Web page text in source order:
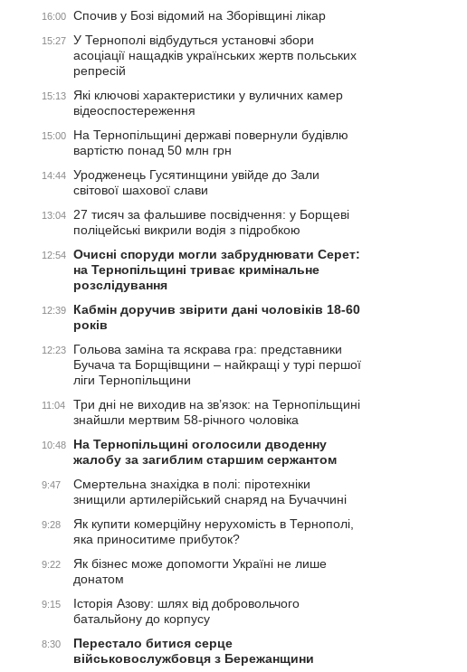
16:00 Спочив у Бозі відомий на Зборівщині лікар
15:27
У Тернополі відбудуться установчі збори
асоціації нащадків українських жертв польських
репресій
15:13
Які ключові характеристики у вуличних камер
відеоспостереження
15:00
На Тернопільщині державі повернули будівлю
вартістю понад 50 млн грн
14:44
Уродженець Гусятинщини увійде до Зали
світової шахової слави
13:04
27 тисяч за фальшиве посвідчення: у Борщеві
поліцейські викрили водія з підробкою
12:54
Очисні споруди могли забруднювати Серет:
на Тернопільщині триває кримінальне
розслідування
12:39
Кабмін доручив звірити дані чоловіків 18-60
років
12:23
Гольова заміна та яскрава гра: представники
Бучача та Борщівщини – найкращі у турі першої
ліги Тернопільщини
11:04
Три дні не виходив на зв’язок: на Тернопільщині
знайшли мертвим 58-річного чоловіка
10:48
На Тернопільщині оголосили дводенну
жалобу за загиблим старшим сержантом
9:47
Смертельна знахідка в полі: піротехніки
знищили артилерійський снаряд на Бучаччині
9:28
Як купити комерційну нерухомість в Тернополі,
яка приноситиме прибуток?
9:22
Як бізнес може допомогти Україні не лише
донатом
9:15
Історія Азову: шлях від добровольчого
батальйону до корпусу
8:30
Перестало битися серце
військовослужбовця з Бережанщини